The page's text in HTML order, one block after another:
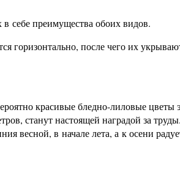
себе преимущества обоих видов.
горизонтально, после чего их
красивые бледно-лиловые цветы
станут настоящей наградой за
весной, в начале лета, а к осени